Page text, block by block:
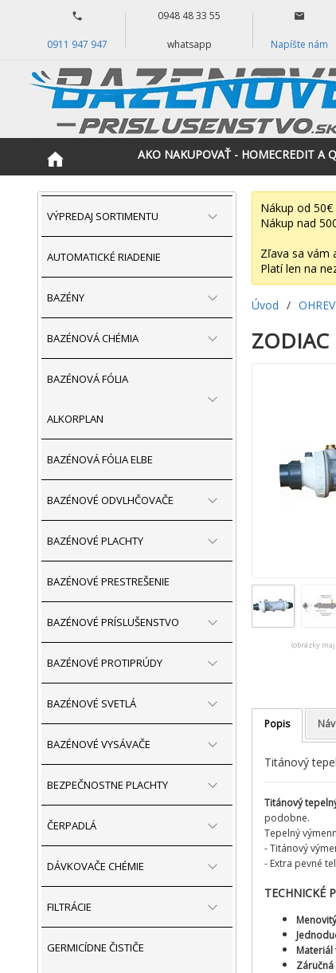
0911 947 947
0948 48 33 55
whatsapp Napíšte nám
AKO NAKUPOVAŤ - HOMECREDIT A
VÝPREDAJ SORTIMENTU
AUTOMATICKÉ RIADENIE
BAZÉNY
BAZÉNOVÁ CHÉMIA
BAZÉNOVÁ FÓLIA
ALKORPLAN
BAZÉNOVÁ FÓLIA ELBE
BAZÉNOVÉ ODVLHČOVAČE
BAZÉNOVÉ PLACHTY
BAZÉNOVÉ PRESTREŠENIE
BAZÉNOVÉ PRÍSLUŠENSTVO
BAZÉNOVÉ PROTIPRÚDY
BAZÉNOVÉ SVETLÁ
BAZÉNOVÉ VYSÁVAČE
BEZPEČNOSTNE PLACHTY
ČERPADLÁ
DÁVKOVAČE CHÉMIE
FILTRÁCIE
GERMICÍDNE ČISTIČE
Nákup od
Nákup nad
Zľava sa vám
Platí len na
Úvod /
(obrázky
Popis
Titánový
Titánový
podobne.
Tepelný
- Titánový
- Extra pevné
TECHNICKÉ
Materiál